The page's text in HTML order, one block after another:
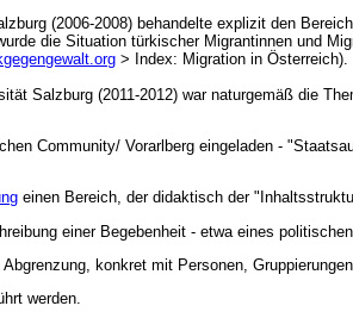
(2006-2008) behandelte explizit den
die Situation türkischer Migrantinnen und
> Index: Migration in Österreich).
Salzburg (2011-2012) war naturgemäß die
Community/ Vorarlberg eingeladen -
einen Bereich, der didaktisch der
einer Begebenheit - etwa eines
konkret mit Personen,
werden.